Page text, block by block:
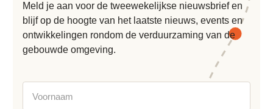
Meld je aan voor de tweewekelijkse nieuwsbrief en
blijf op de hoogte van het laatste nieuws, events en
ontwikkelingen rondom de verduurzaming van de
gebouwde omgeving.